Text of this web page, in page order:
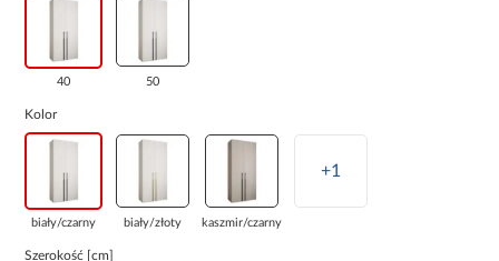
40 50
Kolor
biały/czarny biały/złoty kaszmir/czarny
+1
Szerokość [cm]